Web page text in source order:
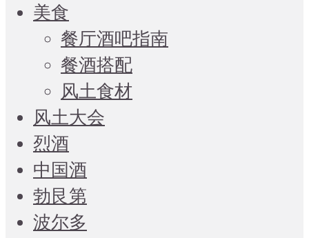
美食
餐厅酒吧指南
餐酒搭配
风土食材
风土大会
烈酒
中国酒
勃艮第
波尔多